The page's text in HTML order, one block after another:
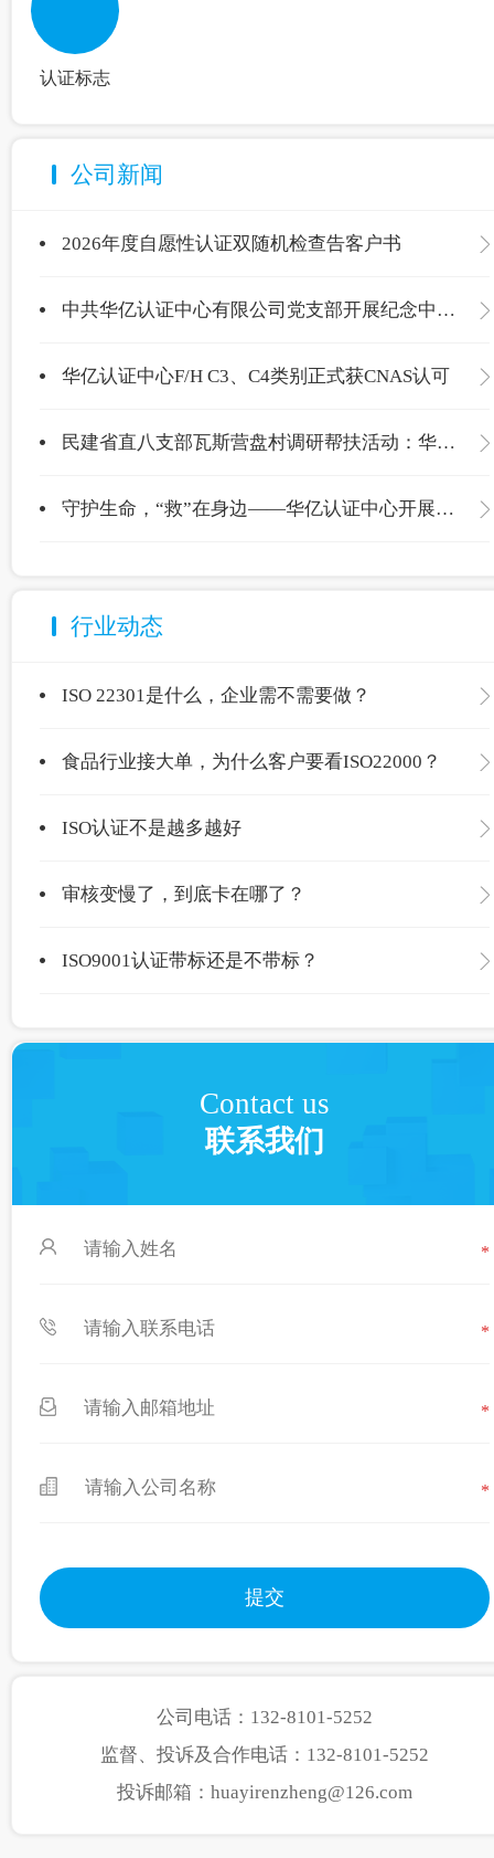
认证标志
公司新闻
2026年度自愿性认证双随机检查告客户书
中共华亿认证中心有限公司党支部开展纪念中国共产党成立105周年主题党日活动
华亿认证中心F/H C3、C4类别正式获CNAS认可
民建省直八支部瓦斯营盘村调研帮扶活动：华亿认证中心爱心捐赠温暖校园
守护生命，“救”在身边——华亿认证中心开展应急救护专项培训
行业动态
ISO 22301是什么，企业需不需要做？
食品行业接大单，为什么客户要看ISO22000？
ISO认证不是越多越好
审核变慢了，到底卡在哪了？
ISO9001认证带标还是不带标？
Contact us
联系我们
*
*
*
*
公司电话：132-8101-5252
监督、投诉及合作电话：132-8101-5252
投诉邮箱：huayirenzheng@126.com